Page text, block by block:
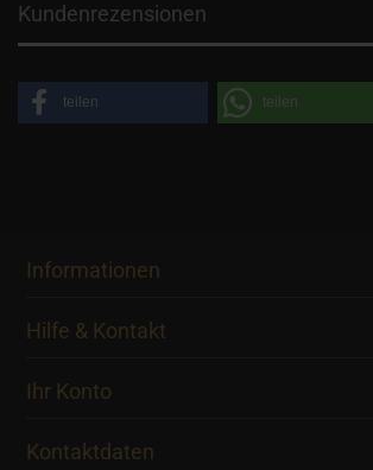
Kundenrezensionen
teilen teilen
Informationen
Hilfe & Kontakt
Ihr Konto
Kontaktdaten